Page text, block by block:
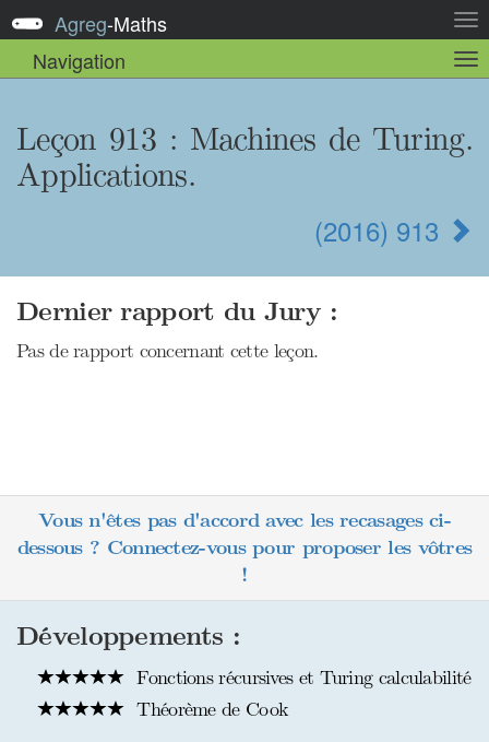
la
Agreg-Maths
Navigation
la
Leçon 913 : Machines de Turing.
Applications.
(2016) 913
Dernier rapport du Jury :
Pas de rapport concernant cette leçon.
Vous n'êtes pas d'accord avec les recasages ci-
dessous ? Connectez-vous pour proposer les vôtres
!
Développements :
Fonctions récursives et Turing calculabilité
Théorème de Cook